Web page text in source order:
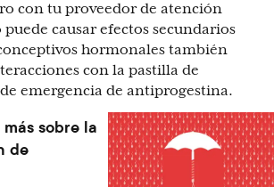
con tu proveedor de atención
causar efectos secundarios
hormonales también
con la pastilla de
emergencia de antiprogestina.
sobre la
de